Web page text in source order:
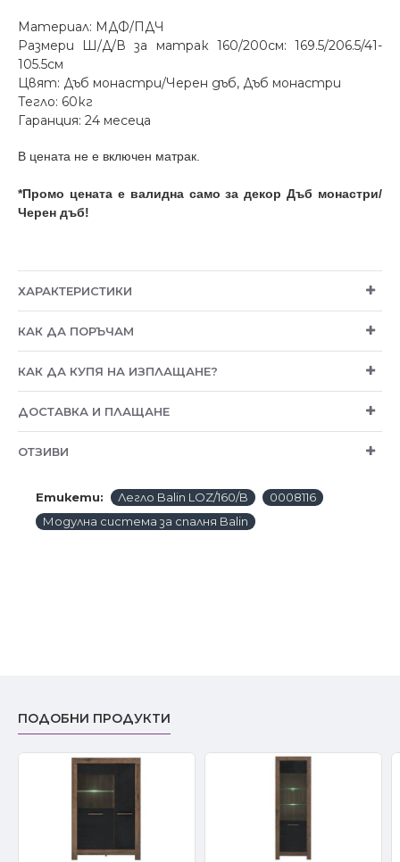
Материал: МДФ/ПДЧ
Размери Ш/Д/В за матрак 160/200см: 169.5/206.5/41-
105.5см
Цвят: Дъб монастри/Черен дъб, Дъб монастри
Тегло: 60кг
Гаранция: 24 месеца
В цената не e включен матрак.
*Промо цената е валидна само за декор Дъб монастри/
Черен дъб!
ХАРАКТЕРИСТИКИ
КАК ДА ПОРЪЧАМ
КАК ДА КУПЯ НА ИЗПЛАЩАНЕ?
ДОСТАВКА И ПЛАЩАНЕ
ОТЗИВИ
Етикети: Легло Balin LOZ/160/B
0008116
Модулна система за спалня Balin
ПОДОБНИ ПРОДУКТИ